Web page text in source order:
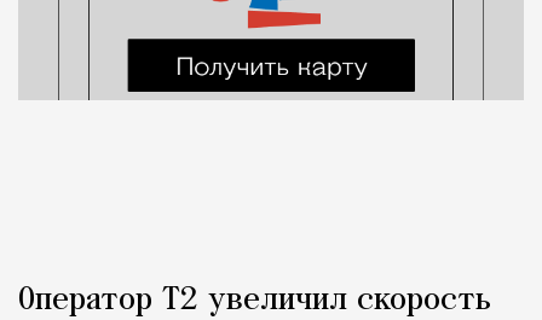
Оператор Т2 увеличил скорость